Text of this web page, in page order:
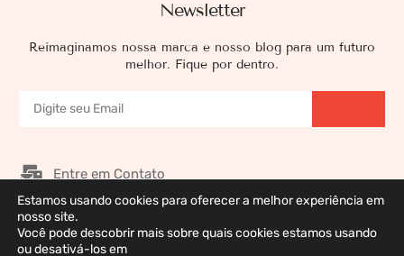
Newsletter
Reimaginamos nossa marca e nosso blog para um futuro
melhor. Fique por dentro.
Entre em Contato
Nossos Patrocinadores
Galeria de Imagens
Estamos usando cookies para oferecer a melhor experiência em
nosso site.
Você pode descobrir mais sobre quais cookies estamos usando
ou desativá-los em